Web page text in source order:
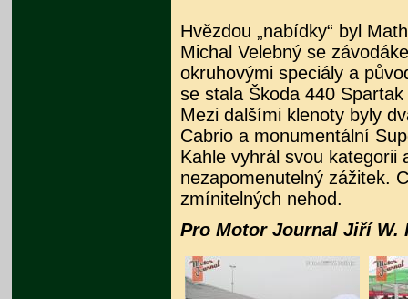
Hvězdou „nabídky“ byl
Michal Velebný se
okruhovými speciály a
se stala Škoda 440
Mezi dalšími klenoty byly
Cabrio a monumentální
Kahle vyhrál svou kategorii
nezapomenutelný zážitek.
zmínitelných nehod.
Pro Motor Journal Jiří W.